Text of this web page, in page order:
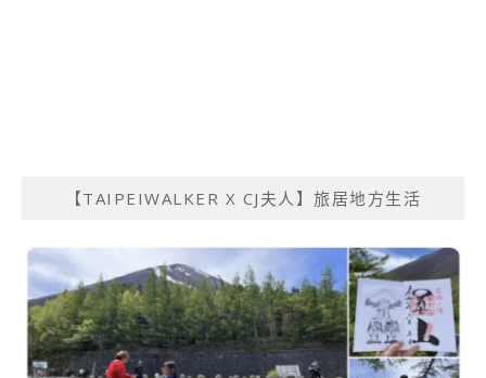
【TAIPEIWALKER X CJ夫人】旅居地方生活